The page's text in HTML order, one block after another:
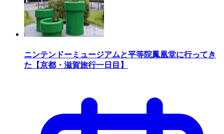
ニンテンドーミュージアムと平等院鳳凰堂に行ってき
た【京都・滋賀旅行一日目】